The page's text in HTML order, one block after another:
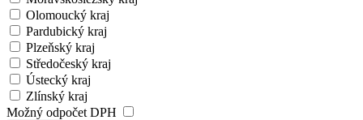
Olomoucký kraj
Pardubický kraj
Plzeňský kraj
Středočeský kraj
Ústecký kraj
Zlínský kraj
Možný odpočet DPH